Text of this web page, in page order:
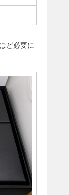
ど必要に